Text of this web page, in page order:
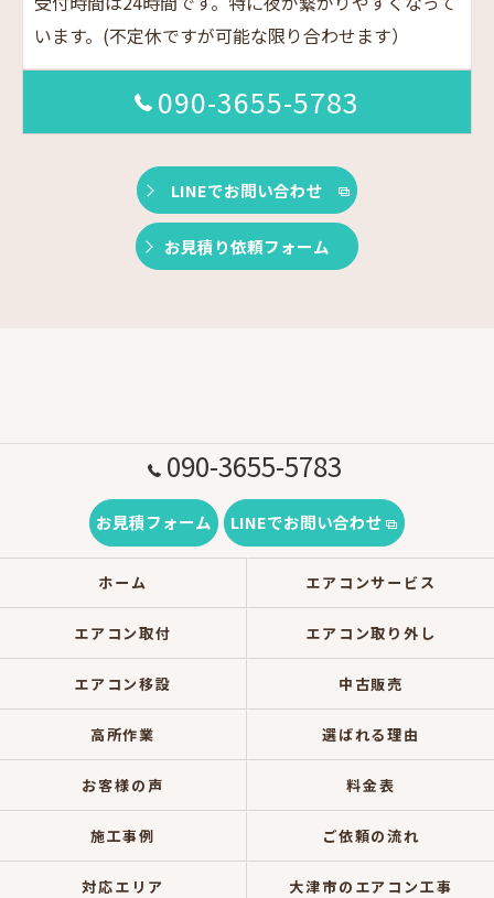
います。(不定休ですが可能な限り合わせます）
090-3655-5783
LINEでお問い合わせ
お見積り依頼フォーム
090-3655-5783
お見積フォーム LINEでお問い合わせ
ホーム エアコンサービス
エアコン取付 エアコン取り外し
エアコン移設 中古販売
高所作業 選ばれる理由
お客様の声 料金表
施工事例 ご依頼の流れ
対応エリア 大津市のエアコン工事